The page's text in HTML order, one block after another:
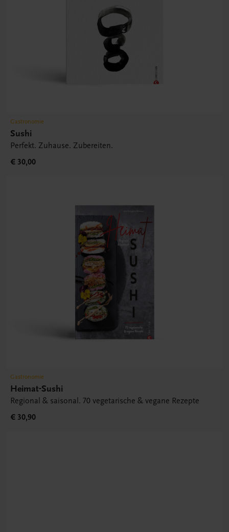
Gastronomie
Sushi
Perfekt. Zuhause. Zubereiten.
€ 30,00
Gastronomie
Heimat-Sushi
Regional & saisonal. 70 vegetarische & vegane Rezepte
€ 30,90